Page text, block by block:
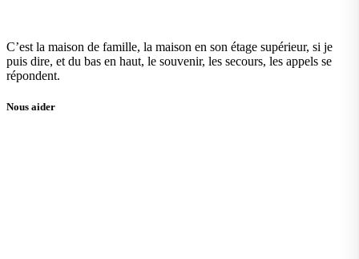
C’est la maison de famille, la maison en son étage supérieur, si je
puis dire, et du bas en haut, le souvenir, les secours, les appels se
répondent.
Nous aider